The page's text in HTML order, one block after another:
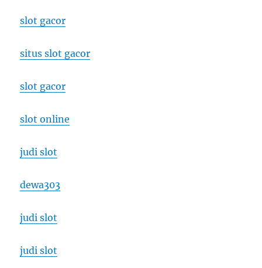
slot gacor
situs slot gacor
slot gacor
slot online
judi slot
dewa303
judi slot
judi slot